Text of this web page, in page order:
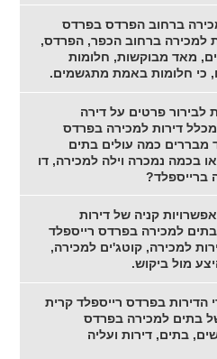
ברחוב הפרדס בפרדס
למכירה ברחוב הכפר, הפרדס,
מאד מבוקשות, חלומות
כי חלומות באמת מתגשמים.
לבירור פרטים על דירה
דירות למכירה בפרדס
מבררים כמה עולים בתים
בכמה נמכרה וילה למכירה, דו
ברייספלד?
קניה של דירות
למכירה בפרדס רייספלד
למכירה, קוטג'ים למכירה,
מול ביקוש.
הדירות בפרדס רייספלד קרית
בתים למכירה בפרדס
בתים, דירות ועליה